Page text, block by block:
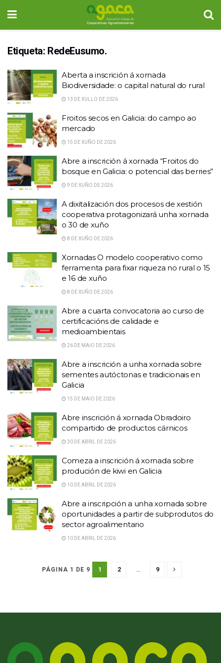
Etiqueta: RedeEusumo.
Aberta a inscrición á xornada
Biodiversidade: o capital natural do rural
13 DE XULLO DE 2026
Froitos secos en Galicia: do campo ao
mercado
15 DE XUÑO DE 2026
Abre a inscrición á xornada “Froitos do
bosque en Galicia: o potencial das berries”
9 DE XUÑO DE 2026
A dixitalización dos procesos de xestión
cooperativa protagonizará unha xornada
o 30 de xuño
8 DE XUÑO DE 2026
Xornadas O modelo cooperativo como
ferramenta para fixar riqueza no rural o 15
e 16 de xuño
8 DE XUÑO DE 2026
Abre a cuarta convocatoria ao curso de
certificacións de calidade e
medioambientais
26 DE MAIO DE 2026
Abre a inscrición a unha xornada sobre
sementes autóctonas e tradicionais en
Galicia
15 DE MAIO DE 2026
Abre inscrición á xornada Obradoiro
compartido de productos cárnicos
30 DE ABRIL DE 2026
Comeza a inscrición á xornada sobre
produción de kiwi en Galicia
10 DE ABRIL DE 2026
Abre a inscripción a unha xornada sobre
oportunidades a partir de subprodutos do
sector agroalimentario
10 DE ABRIL DE 2026
PÁGINA 1 DE 9 1 2 … 9